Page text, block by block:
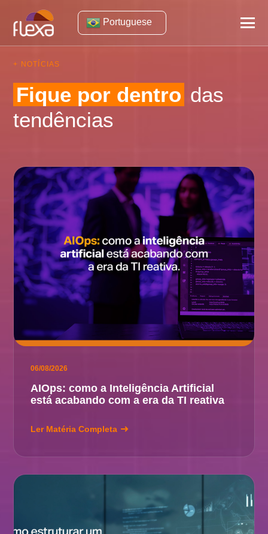
Portuguese
+ NOTÍCIAS
Fique por dentro das
tendências
06/08/2026
AIOps: como a Inteligência Artificial
está acabando com a era da TI reativa
Ler Matéria Completa